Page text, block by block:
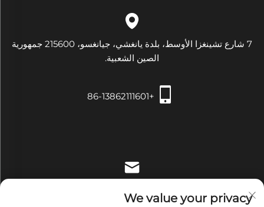
7 شارع تشينغزا الأوسط، بلدة يانغشي، جيانغسو، 215600 جمهورية
الصين الشعبية.
+86-13862111601
We value your privacy